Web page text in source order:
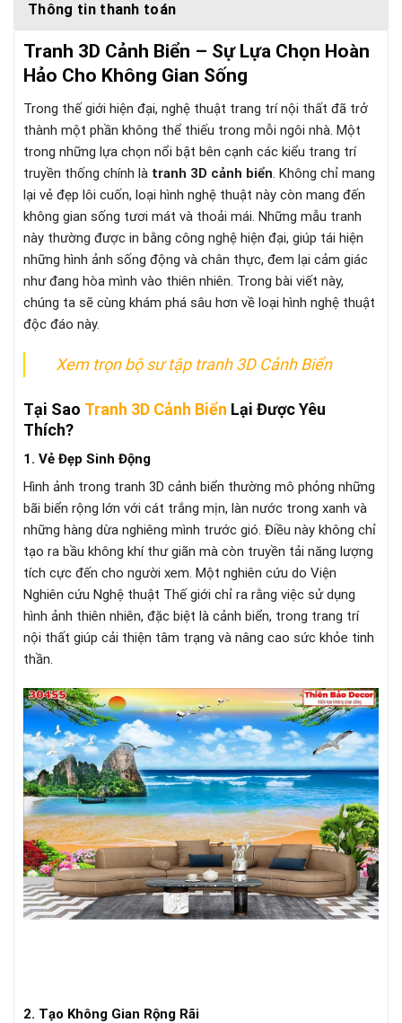
Thông tin thanh toán
Tranh 3D Cảnh Biển – Sự Lựa Chọn Hoàn
Hảo Cho Không Gian Sống
Trong thế giới hiện đại, nghệ thuật trang trí nội thất đã trở
thành một phần không thể thiếu trong mỗi ngôi nhà. Một
trong những lựa chọn nổi bật bên cạnh các kiểu trang trí
truyền thống chính là tranh 3D cảnh biển. Không chỉ mang
lại vẻ đẹp lôi cuốn, loại hình nghệ thuật này còn mang đến
không gian sống tươi mát và thoải mái. Những mẫu tranh
này thường được in bằng công nghệ hiện đại, giúp tái hiện
những hình ảnh sống động và chân thực, đem lại cảm giác
như đang hòa mình vào thiên nhiên. Trong bài viết này,
chúng ta sẽ cùng khám phá sâu hơn về loại hình nghệ thuật
độc đáo này.
Xem trọn bộ sư tập tranh 3D Cảnh Biển
Tại Sao Tranh 3D Cảnh Biển Lại Được Yêu
Thích?
1. Vẻ Đẹp Sinh Động
Hình ảnh trong tranh 3D cảnh biển thường mô phỏng những
bãi biển rộng lớn với cát trắng mịn, làn nước trong xanh và
những hàng dừa nghiêng mình trước gió. Điều này không chỉ
tạo ra bầu không khí thư giãn mà còn truyền tải năng lượng
tích cực đến cho người xem. Một nghiên cứu do Viện
Nghiên cứu Nghệ thuật Thế giới chỉ ra rằng việc sử dụng
hình ảnh thiên nhiên, đặc biệt là cảnh biển, trong trang trí
nội thất giúp cải thiện tâm trạng và nâng cao sức khỏe tinh
thần.
2. Tạo Không Gian Rộng Rãi